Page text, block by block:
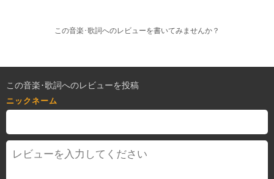
この音楽･歌詞へのレビューを書いてみませんか？
この音楽･歌詞へのレビューを投稿
ニックネーム